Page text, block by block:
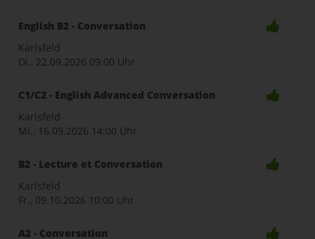
English B2 - Conversation
Karlsfeld
Di., 22.09.2026 09:00 Uhr
C1/C2 - English Advanced Conversation
Karlsfeld
Mi., 16.09.2026 14:00 Uhr
B2 - Lecture et Conversation
Karlsfeld
Fr., 09.10.2026 10:00 Uhr
A2 - Conversation